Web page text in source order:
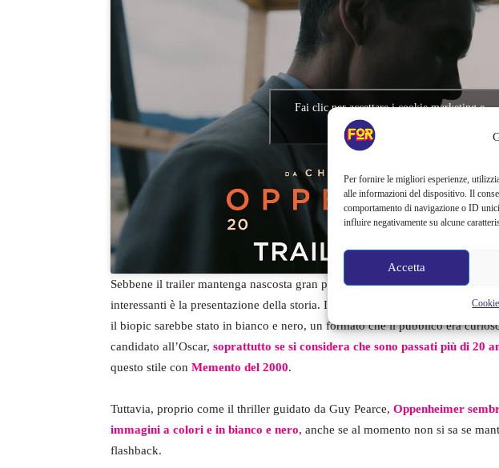
Per fornire le migliori esperienze,
alle informazioni del dispositivo. Il
comportamento di navigazione o ID
influire negativamente su alcune
Accetta
Fai clic per accettare i cookie marketing e
abilitare questo contenuto
Sebbene il trailer mantenga nascosta gran parte dell’azione vera e propria
interessanti è la presentazione della storia. I precedenti trailer e le immagini
il biopic sarebbe stato in bianco e nero, un formato che il pubblico era
candidato all’Oscar, soprattutto se si considera che sono passati più di 20
questo stile con Memento del 2000.
Tuttavia, proprio come il thriller guidato da Guy Pearce, Oppenheimer
immagini a colori e in bianco e nero, anche se al momento non si sa se
flashback.